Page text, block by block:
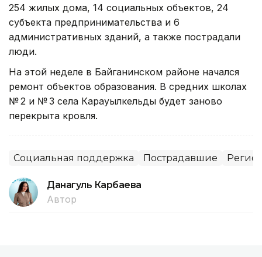
254 жилых дома, 14 социальных объектов, 24
субъекта предпринимательства и 6
административных зданий, а также пострадали
люди.
На этой неделе в Байганинском районе начался
ремонт объектов образования. В средних школах
№ 2 и № 3 села Карауылкельды будет заново
перекрыта кровля.
Социальная поддержка Пострадавшие
Данагуль Карбаева
Автор